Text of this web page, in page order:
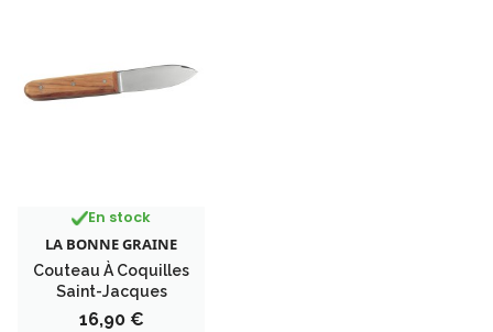
En stock
LA BONNE GRAINE
Couteau À Coquilles
Saint-Jacques
Prix
16,90 €